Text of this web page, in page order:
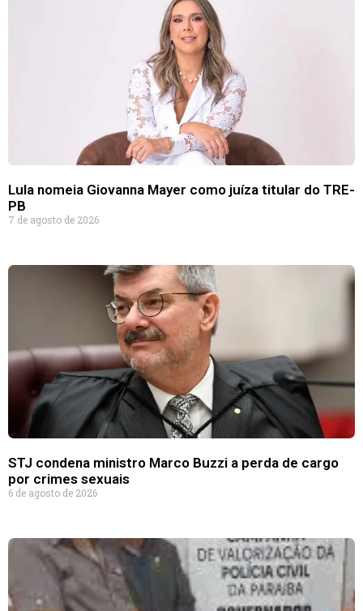
Lula nomeia Giovanna Mayer como juíza titular do TRE-
PB
7 de agosto de 2026
STJ condena ministro Marco Buzzi a perda de cargo
por crimes sexuais
6 de agosto de 2026